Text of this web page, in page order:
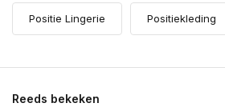
Positie Lingerie Positiekleding
Reeds bekeken